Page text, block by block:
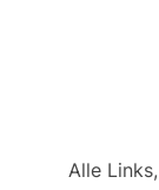
Alle